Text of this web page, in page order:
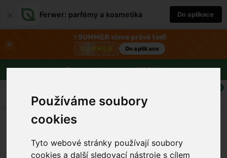
Používáme soubory
cookies
Tyto webové stránky používají soubory
cookies a další sledovací nástroje s cílem
Ferwer: parfémy a kosmetika Do aplikace
×
⚡SUMMER sleva právě teď!
Do aplikace
Doprava zdarma nad 1800 Kč
0